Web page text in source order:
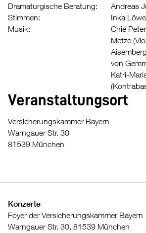
Dramaturgische Beratung:
Andreas
Stimmen:
Inka
Musik:
Chié
Metze
von
Katri-
Veranstaltungsort
Versicherungskammer Bayern
Warngauer Str. 30
81539 München
Konzerte
Foyer der Versicherungskammer Bayern
Warngauer Str. 30, 81539 München